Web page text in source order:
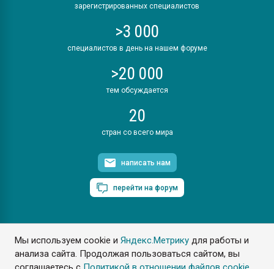
Мы используем cookie иЯндекс.Метрику для работы и
анализа сайта. Продолжая пользоваться сайтом, вы
зарегистрированных специалистов
>3 000
специалистов в день на нашем форуме
>20 000
тем обсуждается
20
стран со всего мира
написать нам
перейти на форум
ПластЭксперт © 2006. Все права защищены
Разрешается копирование материалов сайта с обязательной
ссылкой на www.e-plastic.ru